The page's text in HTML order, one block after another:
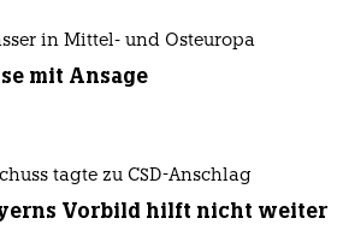
in Mittel- und Osteuropa
mit Ansage
tagte zu CSD-Anschlag
Vorbild hilft nicht weiter